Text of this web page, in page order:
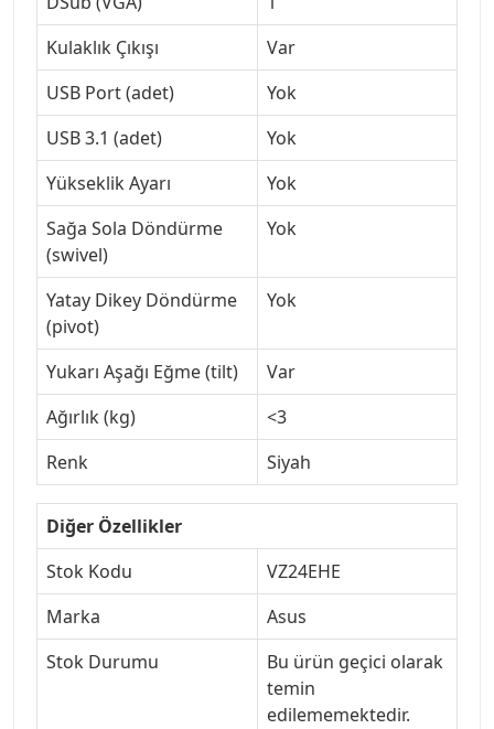
Kulaklık Çıkışı
Var
USB Port (adet)
Yok
USB 3.1 (adet)
Yok
Yükseklik Ayarı
Yok
Sağa Sola Döndürme
(swivel)
Yok
Yatay Dikey Döndürme
(pivot)
Yok
Yukarı Aşağı Eğme (tilt)
Var
Ağırlık (kg)
<3
Renk
Siyah
Diğer Özellikler
Stok Kodu
VZ24EHE
Marka
Asus
Stok Durumu
Bu ürün geçici olarak
temin
edilememektedir.